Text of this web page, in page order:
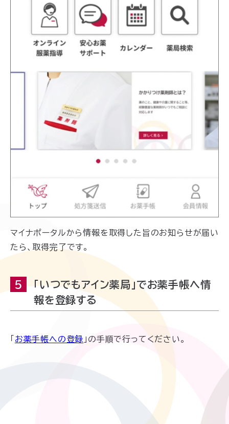
マイナポータルから情報を取得した旨のお知らせが届い
たら、取得完了です。
5
「いつでもアイン薬局」でお薬手帳へ情
報を登録する
「 お薬手帳への登録 」の手順で行ってください。